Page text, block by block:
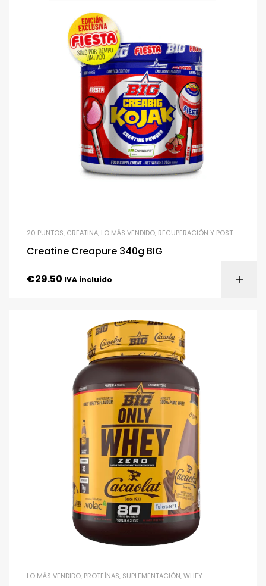
20 PUNTOS, CREATINA, LO MÁS VENDIDO, RECUPERACIÓN Y POST-ENTRENAMIENTO
Creatine Creapure 340g BIG
€29.50 IVA incluido
LO MÁS VENDIDO, PROTEÍNAS, SUPLEMENTACIÓN,WHEY